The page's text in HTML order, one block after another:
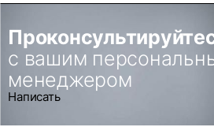
с вашим
менеджером
Написать